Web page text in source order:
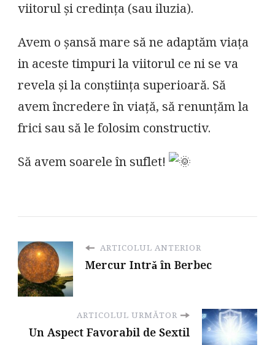
viitorul și credința (sau iluzia).
Avem o șansă mare să ne adaptăm viața
in aceste timpuri la viitorul ce ni se va
revela și la conștiința superioară. Să
avem încredere în viață, să renunțăm la
frici sau să le folosim constructiv.
Să avem soarele în suflet!
ARTICOLUL ANTERIOR
Mercur Intrǎ în Berbec
ARTICOLUL URMĂTOR
Un Aspect Favorabil de Sextil